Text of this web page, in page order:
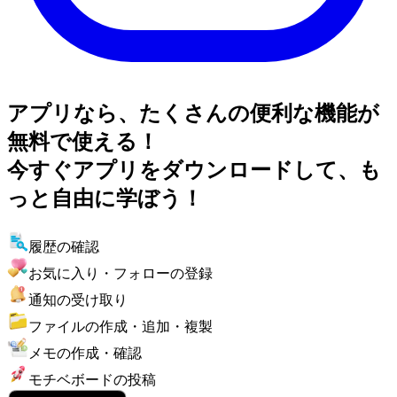
アプリなら、たくさんの便利な機能が
無料で使える！
今すぐアプリをダウンロードして、も
っと自由に学ぼう！
履歴の確認
お気に入り・フォローの登録
通知の受け取り
ファイルの作成・追加・複製
メモの作成・確認
モチベボードの投稿